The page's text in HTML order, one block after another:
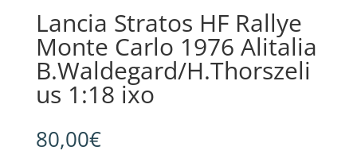
Lancia Stratos HF Rallye
Monte Carlo 1976 Alitalia
B.Waldegard/H.Thorszeli
us 1:18 ixo
80,00€